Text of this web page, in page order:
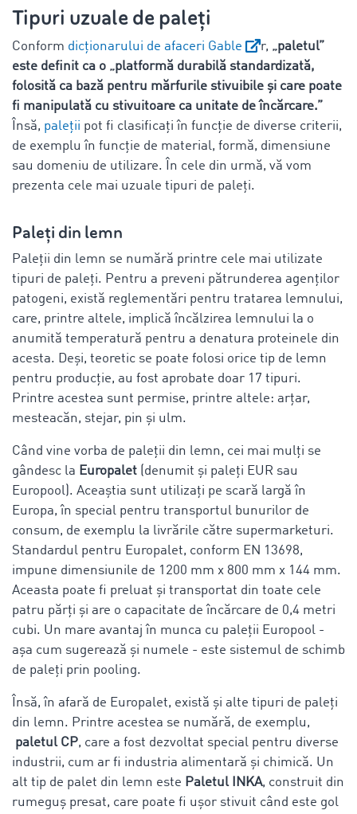
Tipuri uzuale de paleți
Conform dicționarului de afaceri Gable r, „paletul”
este definit ca o „platformă durabilă standardizată,
folosită ca bază pentru mărfurile stivuibile și care poate
fi manipulată cu stivuitoare ca unitate de încărcare.”
Însă, paleții pot fi clasificați în funcție de diverse criterii,
de exemplu în funcție de material, formă, dimensiune
sau domeniu de utilizare. În cele din urmă, vă vom
prezenta cele mai uzuale tipuri de paleți.
Paleți din lemn
Paleții din lemn se numără printre cele mai utilizate
tipuri de paleți. Pentru a preveni pătrunderea agenților
patogeni, există reglementări pentru tratarea lemnului,
care, printre altele, implică încălzirea lemnului la o
anumită temperatură pentru a denatura proteinele din
acesta. Deși, teoretic se poate folosi orice tip de lemn
pentru producție, au fost aprobate doar 17 tipuri.
Printre acestea sunt permise, printre altele: arțar,
mesteacăn, stejar, pin și ulm.
Când vine vorba de paleții din lemn, cei mai mulți se
gândesc la Europalet (denumit și paleți EUR sau
Europool). Aceaștia sunt utilizați pe scară largă în
Europa, în special pentru transportul bunurilor de
consum, de exemplu la livrările către supermarketuri.
Standardul pentru Europalet, conform EN 13698,
impune dimensiunile de 1200 mm x 800 mm x 144 mm.
Aceasta poate fi preluat și transportat din toate cele
patru părți și are o capacitate de încărcare de 0,4 metri
cubi. Un mare avantaj în munca cu paleții Europool -
așa cum sugerează și numele - este sistemul de schimb
de paleți prin pooling.
Însă, în afară de Europalet, există și alte tipuri de paleți
din lemn. Printre acestea se numără, de exemplu,
paletul CP, care a fost dezvoltat special pentru diverse
industrii, cum ar fi industria alimentară și chimică. Un
alt tip de palet din lemn este Paletul INKA, construit din
rumeguș presat, care poate fi ușor stivuit când este gol